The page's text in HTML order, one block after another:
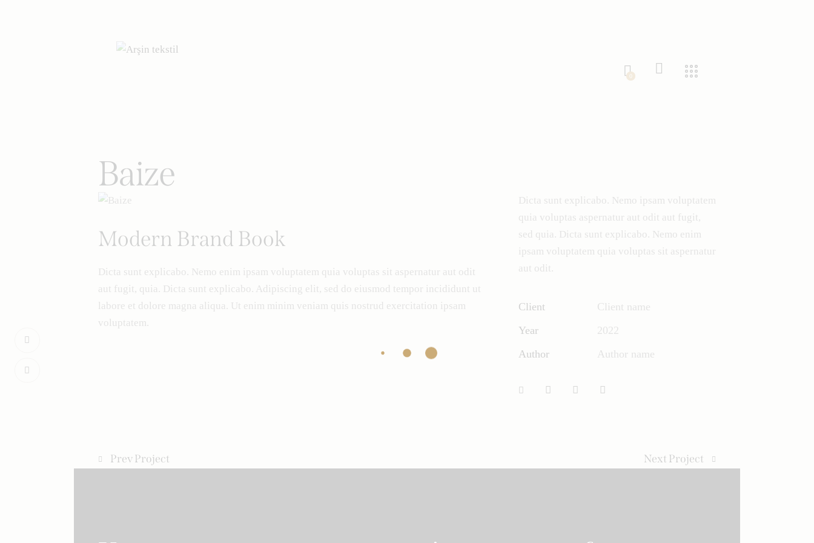
Baize
Modern Brand Book
Dicta sunt explicabo. Nemo enim ipsam voluptatem quia voluptas sit aspernatur aut odit
aut fugit, quia. Dicta sunt explicabo. Adipiscing elit, sed do eiusmod tempor incididunt ut
labore et dolore magna aliqua. Ut enim minim veniam quis nostrud exercitation ipsam
voluptatem.
Dicta sunt explicabo. Nemo ipsam voluptatem
quia voluptas aspernatur aut odit aut fugit,
sed quia. Dicta sunt explicabo. Nemo enim
ipsam voluptatem quia voluptas sit aspernatur
aut odit.
Client
Client name
Year
2022
Author
Author name
Prev Project Next Project